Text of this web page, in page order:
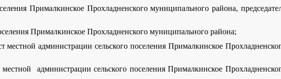
Прималкинское Прохладненского муниципального района,
Прималкинское Прохладненского муниципального района;
администрации сельского поселения Прималкинское
администрации сельского поселения Прималкинское